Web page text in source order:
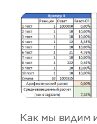
Как мы видим